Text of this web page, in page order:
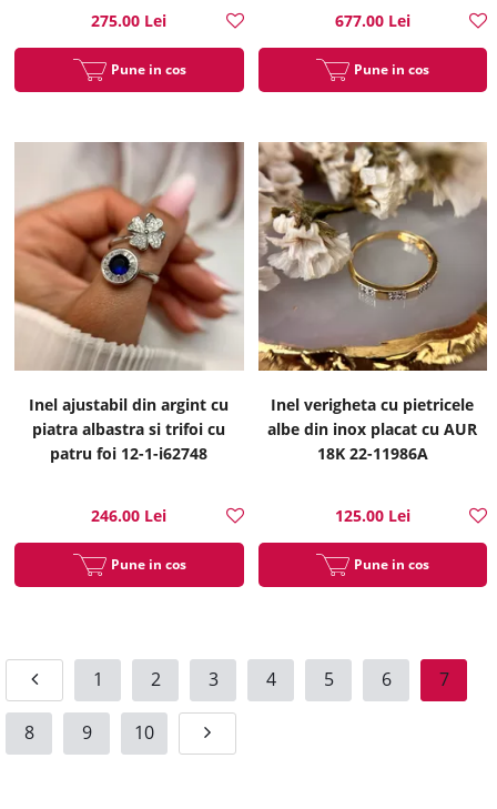
275.00 Lei
Pune in cos
677.00 Lei
Pune in cos
Inel ajustabil din argint cu
piatra albastra si trifoi cu
patru foi 12-1-i62748
246.00 Lei
Pune in cos
Inel verigheta cu pietricele
albe din inox placat cu AUR
18K 22-11986A
125.00 Lei
Pune in cos
1 2 3 4 5 6 7
8 9 10